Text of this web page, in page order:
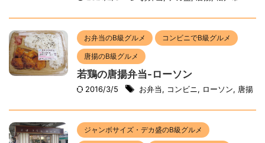
お弁当のB級グルメ コンビニでB級グルメ
唐揚のB級グルメ
若鶏の唐揚弁当-ローソン
2016/3/5 お弁当, コンビニ , ローソン, 唐揚
ジャンボサイズ・デカ盛のB級グルメ